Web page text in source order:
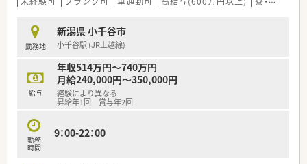
個々の成長を法人全体で手厚くバックアップします。
【勤務実態について】
■平日は朝9時から18時までの勤務となっており、残業がほとん
どないためメリハリのある働き方が実現できます。
■水曜日と日曜日が固定でお休みとなる週休2.5日制を採用して
おり、年間休日120日以上のゆとりある環境です。
勤務地
新潟県 小千谷市
小千谷駅 (JR上越線)
給与
年収514万円～740万円
月給240,000円～350,000円
経験により異なる
昇給年1回 賞与年2回
勤務
時間
9：00-22：00